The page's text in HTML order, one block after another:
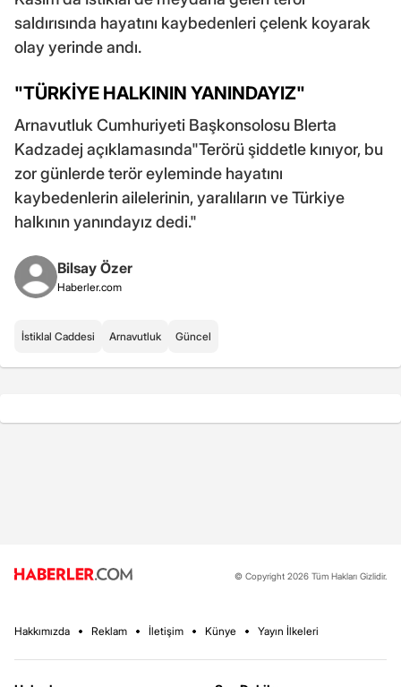
saldırısında hayatını kaybedenleri çelenk koyarak
olay yerinde andı.
"TÜRKİYE HALKININ YANINDAYIZ"
Arnavutluk Cumhuriyeti Başkonsolosu Blerta
Kadzadej açıklamasında"Terörü şiddetle kınıyor, bu
zor günlerde terör eyleminde hayatını
kaybedenlerin ailelerinin, yaralıların ve Türkiye
halkının yanındayız dedi."
Bilsay Özer
Haberler.com
İstiklal Caddesi Arnavutluk Güncel
© Copyright 2026 Tüm Hakları Gizlidir.
Hakkımızda Reklam İletişim Künye Yayın İlkeleri